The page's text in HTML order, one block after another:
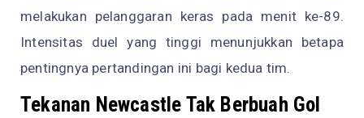
melakukan pelanggaran keras pada menit ke-89.
Intensitas duel yang tinggi menunjukkan betapa
pentingnya pertandingan ini bagi kedua tim.
Tekanan Newcastle Tak Berbuah Gol